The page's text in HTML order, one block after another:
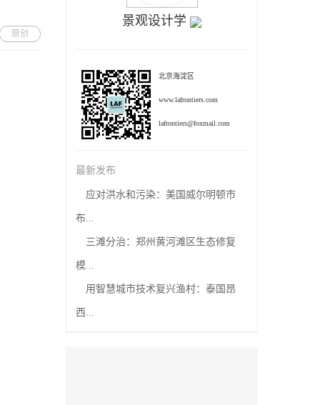
原创
景观设计学
北京海淀区
www.lafrontiers.com
lafrontiers@foxmail.com
最新发布
应对洪水和污染：美国威尔明顿市
布...
三滩分治：郑州黄河滩区生态修复
模...
用智慧城市技术复兴渔村：泰国昂
西...